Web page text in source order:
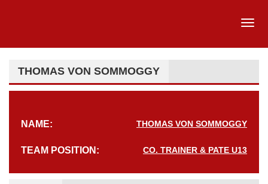
THOMAS VON SOMMOGGY
NAME: THOMAS VON SOMMOGGY
TEAM POSITION: CO. TRAINER & PATE U13